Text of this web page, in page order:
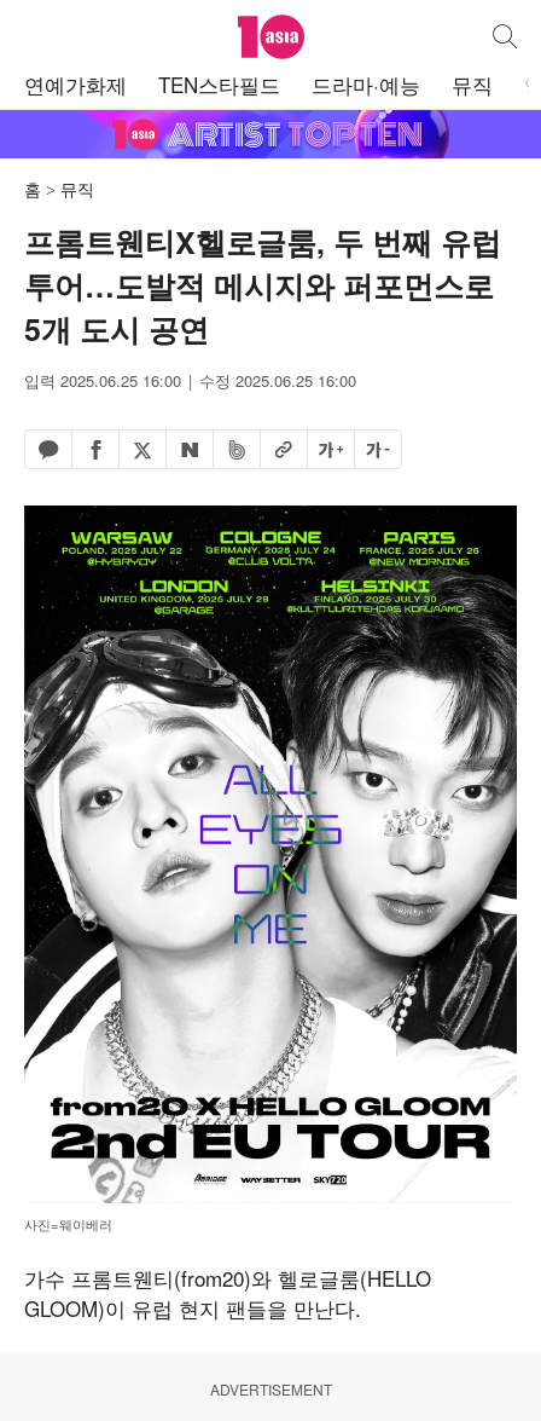
텐아시아 통합
연예가화제 TEN스타필드 드라마·예능 뮤직
홈 뮤직
프롬트웬티X헬로글룸, 두 번째 유럽
투어…도발적 메시지와 퍼포먼스로
5개 도시 공연
입력 2025.06.25 16:00 수정 2025.06.25 16:00
카카오톡 공유하기
페이스북 공유하기
엑스 공유하기
네이버 공유하기
밴드 공유하기
URL복사글자 크게글자 작게
사진=웨이베러
가수 프롬트웬티(from20)와 헬로글룸(HELLO
GLOOM)이 유럽 현지 팬들을 만난다.
ADVERTISEMENT